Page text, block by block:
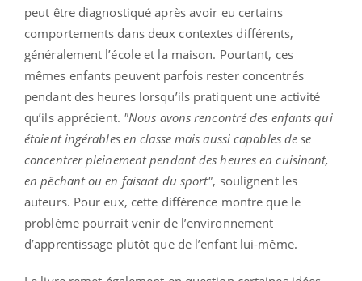
peut être diagnostiqué après avoir eu certains
comportements dans deux contextes différents,
généralement l’école et la maison. Pourtant, ces
mêmes enfants peuvent parfois rester concentrés
pendant des heures lorsqu’ils pratiquent une activité
qu’ils apprécient. "Nous avons rencontré des enfants qui
étaient ingérables en classe mais aussi capables de se
concentrer pleinement pendant des heures en cuisinant,
en pêchant ou en faisant du sport", soulignent les
auteurs. Pour eux, cette différence montre que le
problème pourrait venir de l’environnement
d’apprentissage plutôt que de l’enfant lui-même.